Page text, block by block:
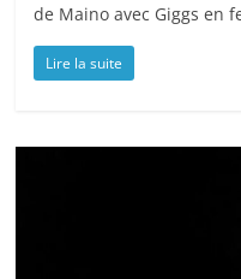
de Maino avec Giggs en
Lire la suite